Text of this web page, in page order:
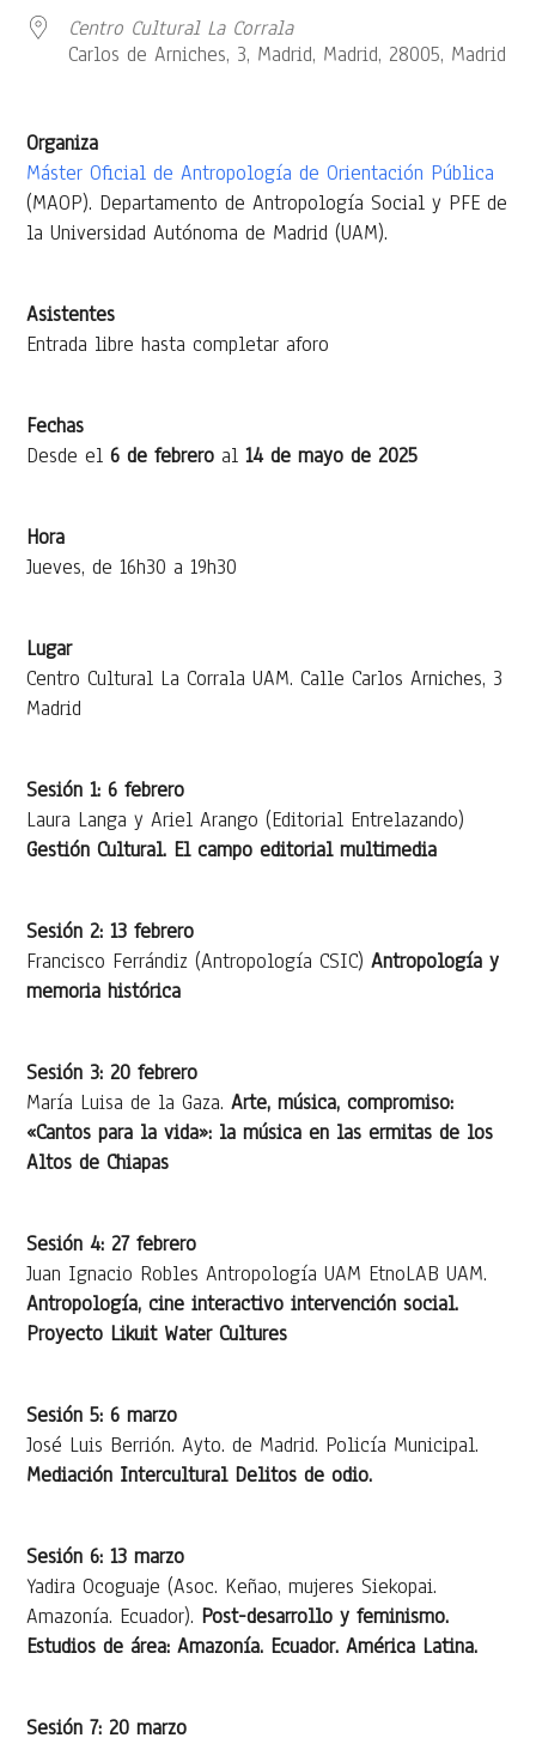
Centro Cultural La Corrala
Carlos de Arniches, 3, Madrid, Madrid, 28005, Madrid
Organiza
Máster Oficial de Antropología de Orientación Pública
(MAOP). Departamento de Antropología Social y PFE de
la Universidad Autónoma de Madrid (UAM).
Asistentes
Entrada libre hasta completar aforo
Fechas
Desde el6 de febrero al14 de mayo de 2025
Hora
Jueves, de 16h30 a 19h30
Lugar
Centro Cultural La Corrala UAM. Calle Carlos Arniches, 3
Madrid
Sesión 1: 6 febrero
Laura Langa y Ariel Arango (Editorial Entrelazando)
Gestión Cultural. El campo editorial multimedia
Sesión 2: 13 febrero
Francisco Ferrándiz (Antropología CSIC)Antropología y
memoria histórica
Sesión 3: 20 febrero
María Luisa de la Gaza.Arte, música, compromiso:
«Cantos para la vida»: la música en las ermitas de los
Altos de Chiapas
Sesión 4: 27 febrero
Juan Ignacio Robles Antropología UAM EtnoLAB UAM.
Antropología, cine interactivo intervención social.
Proyecto Likuit Water Cultures
Sesión 5: 6 marzo
José Luis Berrión. Ayto. de Madrid. Policía Municipal.
Mediación Intercultural Delitos de odio.
Sesión 6: 13 marzo
Yadira Ocoguaje (Asoc. Keñao, mujeres Siekopai.
Amazonía. Ecuador). Post-desarrollo y feminismo.
Estudios de área: Amazonía. Ecuador. América Latina.
Sesión 7: 20 marzo